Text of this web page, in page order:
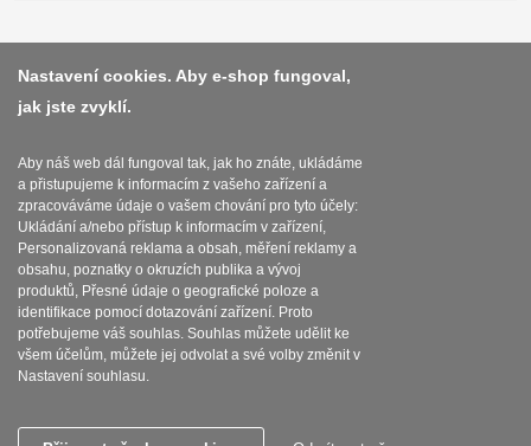
Platba a dodávka
Obchodní podmínky
Zasady zpracovani osobnich udaju
Reklamační řád
Nastavení cookies. Aby e-shop fungoval,
jak jste zvyklí.
Aby náš web dál fungoval tak, jak ho znáte, ukládáme
a přistupujeme k informacím z vašeho zařízení a
zpracováváme údaje o vašem chování pro tyto účely:
Ukládání a/nebo přístup k informacím v zařízení,
Personalizovaná reklama a obsah, měření reklamy a
obsahu, poznatky o okruzích publika a vývoj
produktů, Přesné údaje o geografické poloze a
identifikace pomocí dotazování zařízení. Proto
potřebujeme váš souhlas. Souhlas můžete udělit ke
všem účelům, můžete jej odvolat a své volby změnit v
Nastavení souhlasu.